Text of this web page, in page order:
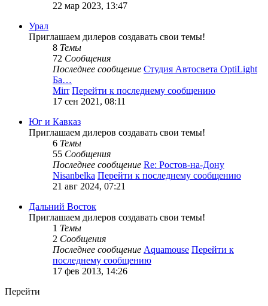
22 мар 2023, 13:47
Урал
Приглашаем дилеров создавать свои темы!
8 Темы
72 Сообщения
Последнее сообщение Студия Автосвета OptiLight
Ба…
Mirr Перейти к последнему сообщению
17 сен 2021, 08:11
Юг и Кавказ
Приглашаем дилеров создавать свои темы!
6 Темы
55 Сообщения
Последнее сообщение Re: Ростов-на-Дону
Nisanbelka Перейти к последнему сообщению
21 авг 2024, 07:21
Дальний Восток
Приглашаем дилеров создавать свои темы!
1 Темы
2 Сообщения
Последнее сообщение Aquamouse Перейти к
последнему сообщению
17 фев 2013, 14:26
Перейти